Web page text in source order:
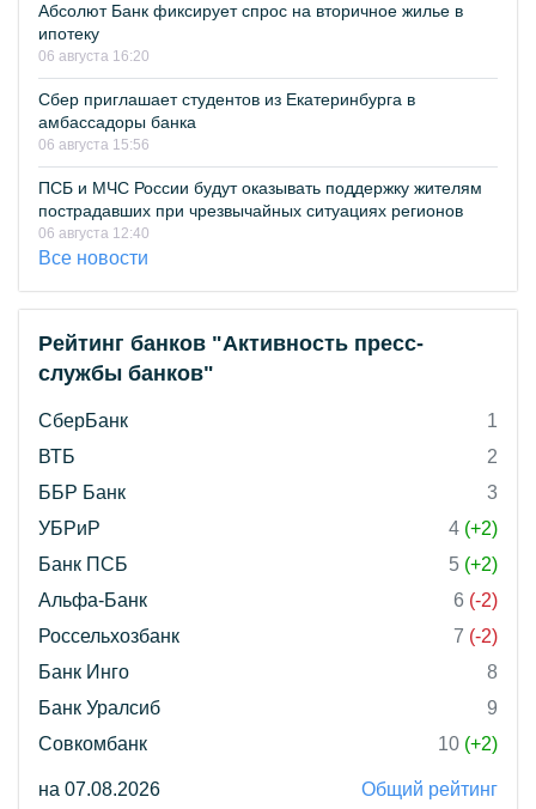
Абсолют Банк фиксирует спрос на вторичное жилье в
ипотеку
06 августа 16:20
Сбер приглашает студентов из Екатеринбурга в
амбассадоры банка
06 августа 15:56
ПСБ и МЧС России будут оказывать поддержку жителям
пострадавших при чрезвычайных ситуациях регионов
06 августа 12:40
Все новости
Рейтинг банков "Активность пресс-
службы банков"
СберБанк
1
ВТБ
2
ББР Банк
3
УБРиР
4 (+2)
Банк ПСБ
5 (+2)
Альфа-Банк
6 (-2)
Россельхозбанк
7 (-2)
Банк Инго
8
Банк Уралсиб
9
Совкомбанк
10 (+2)
на 07.08.2026 Общий рейтинг